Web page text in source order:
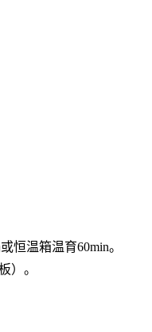
恒温箱温育60min。
）。